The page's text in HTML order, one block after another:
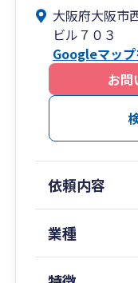
大阪府大阪市
ビル７０３
Googleマッ
お問
依頼内容
業種